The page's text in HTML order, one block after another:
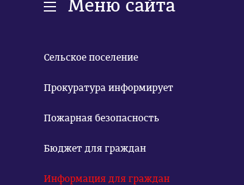
Меню сайта
Сельское поселение
Прокуратура информирует
Пожарная безопасность
Бюджет для граждан
Информация для граждан